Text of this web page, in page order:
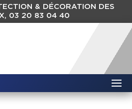
& DÉCORATION DES
03 20 83 04 40